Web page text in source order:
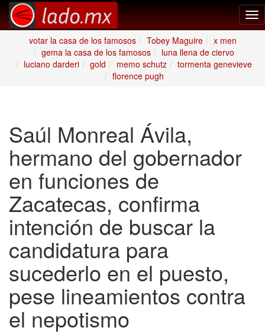
votar la casa de los famosos
Tobey Maguire
x men
gema la casa de los famosos
luna llena de ciervo
luciano darderi
gold memo schutz
tormenta genevieve
florence pugh
Saúl Monreal Ávila,
hermano del gobernador
en funciones de
Zacatecas, confirma
intención de buscar la
candidatura para
sucederlo en el puesto,
pese lineamientos contra
el nepotismo